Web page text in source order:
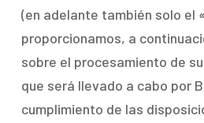
(en adelante también solo el
proporcionamos, a
sobre el procesamiento de
que será llevado a cabo por
cumplimiento de las